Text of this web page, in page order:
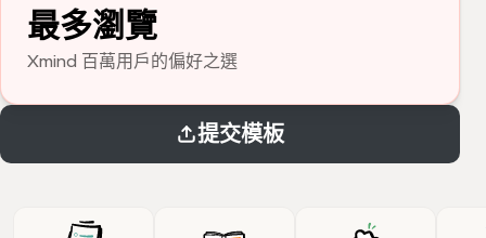
最多瀏覽
Xmind 百萬用戶的偏好之選
提交模板